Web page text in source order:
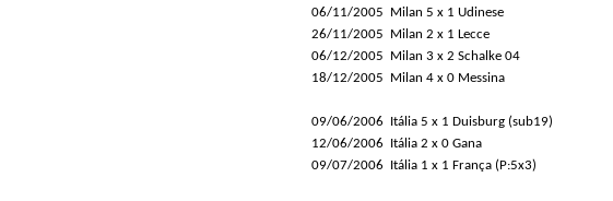
06/11/2005
26/11/2005
06/12/2005
18/12/2005
09/06/2006
12/06/2006
09/07/2006
Milan 5 x 1 Udinese
Milan 2 x 1 Lecce
Milan 3 x 2 Schalke 04
Milan 4 x 0 Messina
Itália 5 x 1 Duisburg (sub19)
Itália 2 x 0 Gana
Itália 1 x 1 França (P:5x3)